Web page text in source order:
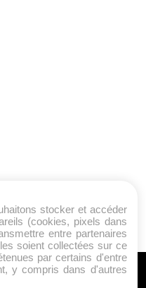
stocker et accéder
(cookies, pixels dans
entre partenaires
soient collectées sur ce
par certains d'entre
y compris dans d'autres